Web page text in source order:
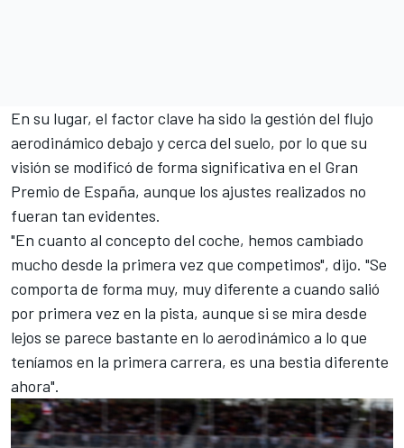
En su lugar, el factor clave ha sido la gestión del flujo
aerodinámico debajo y cerca del suelo, por lo que su
visión se modificó de forma significativa en el Gran
Premio de España, aunque los ajustes realizados no
fueran tan evidentes.
"En cuanto al concepto del coche, hemos cambiado
mucho desde la primera vez que competimos", dijo. "Se
comporta de forma muy, muy diferente a cuando salió
por primera vez en la pista, aunque si se mira desde
lejos se parece bastante en lo aerodinámico a lo que
teníamos en la primera carrera, es una bestia diferente
ahora".